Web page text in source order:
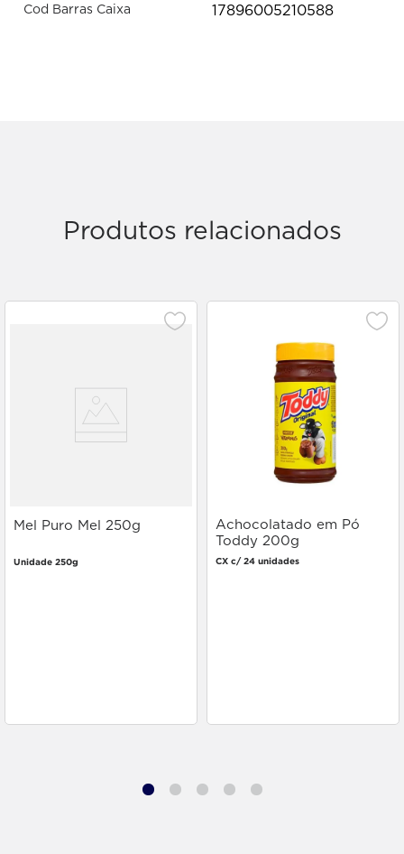
Cod Barras Caixa 17896005210588
Produtos relacionados
Mel Puro Mel 250g
Unidade 250g
Achocolatado em Pó
Toddy 200g
CX c/ 24 unidades